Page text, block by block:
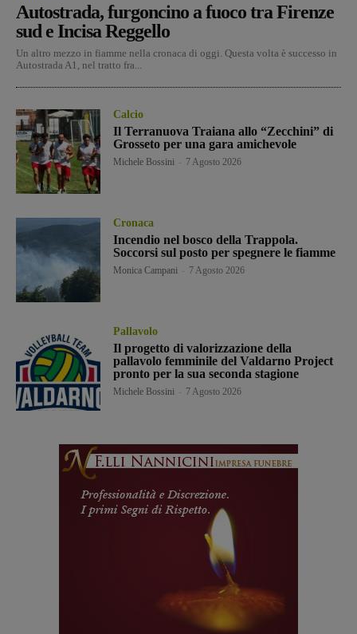
Autostrada, furgoncino a fuoco tra Firenze
sud e Incisa Reggello
Un altro mezzo in fiamme nella cronaca di oggi. Questa volta è successo in
Autostrada A1, nel tratto fra...
Calcio
Il Terranuova Traiana allo “Zecchini” di
Grosseto per una gara amichevole
Michele Bossini 7 Agosto 2026
Cronaca
Incendio nel bosco della Trappola.
Soccorsi sul posto per spegnere le fiamme
Monica Campani 7 Agosto 2026
Pallavolo
Il progetto di valorizzazione della
pallavolo femminile del Valdarno Project
pronto per la sua seconda stagione
Michele Bossini 7 Agosto 2026